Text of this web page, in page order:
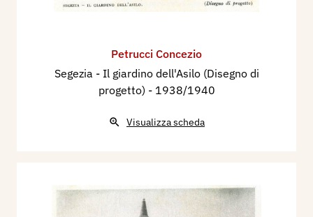
Petrucci Concezio
Segezia - Il giardino dell'Asilo (Disegno di
progetto) - 1938/1940
Visualizza scheda